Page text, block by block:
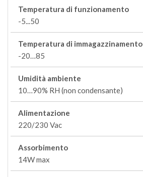
Temperatura di funzionamento
-5...50
Temperatura di immagazzinamento
-20…85
Umidità ambiente
10…90% RH (non condensante)
Alimentazione
220/230 Vac
Assorbimento
14W max